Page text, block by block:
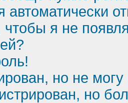
чтобы я не
но не могу
но